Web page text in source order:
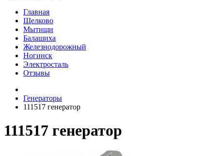
Главная
Щелково
Мытищи
Балашиха
Железнодорожный
Ногинск
Электросталь
Отзывы
Генераторы
111517 генератор
111517 генератор